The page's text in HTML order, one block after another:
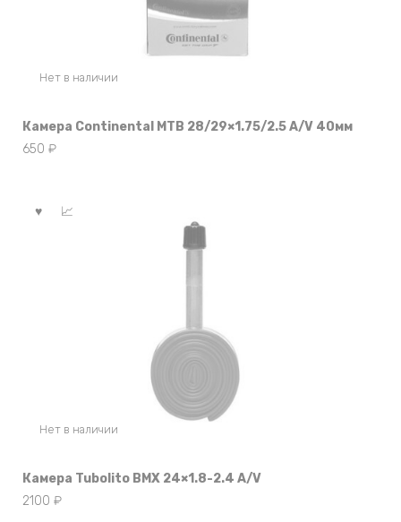
Нет в наличии
Камера Continental MTB 28/29×1.75/2.5 A/V 40мм
650 ₽
Нет в наличии
Камера Tubolito BMX 24×1.8-2.4 A/V
2100 ₽